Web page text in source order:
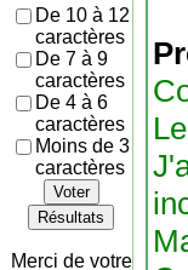
De 10 à 12
caractères
De 7 à 9
caractères
De 4 à 6
caractères
Moins de 3
caractères
Voter
Résultats
Merci de votre